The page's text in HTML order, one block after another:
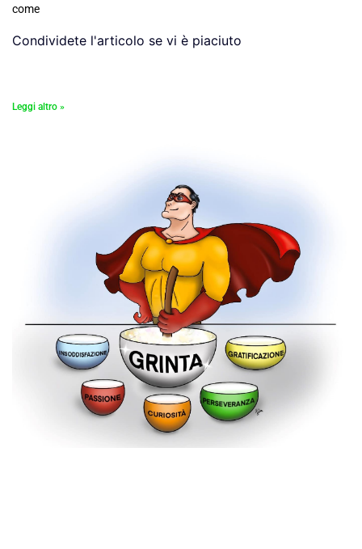
come
Condividete l'articolo se vi è piaciuto
Leggi altro »